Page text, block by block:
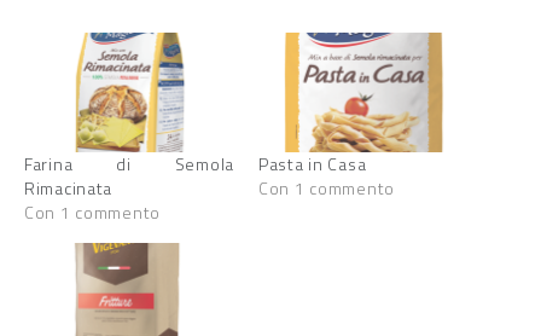
Farina di Semola
Rimacinata
Con 1 commento
Pasta in Casa
Con 1 commento